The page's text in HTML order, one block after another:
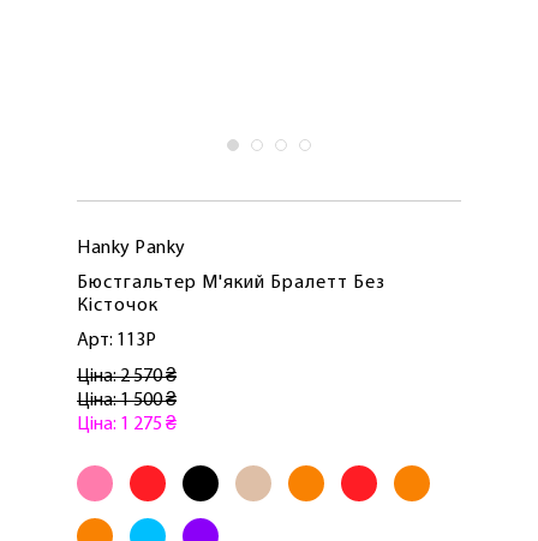
Hanky ​​Panky
Бюстгальтер М'який Бралетт Без
Кісточок
Арт: 113P
Ціна: 2 570 ₴
Ціна: 1 500 ₴
Ціна: 1 275 ₴